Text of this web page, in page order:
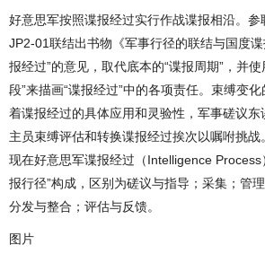
好意思军按照谍报经过实行作战谍报相沿。
JP2-01联结出书物《军事行径的联结与国度
报经过”的意见，取代底本的“谍报周期”，并使
段”来描画“谍报经过”中的各项责任。束缚变
着谍报经过的具体应用和灵验性，军事磋议
主员束缚评估和转换谍报经过挨次以嘱咐挑战。
现在好意思军谍报经过（Intelligence Process
报行径”构成，区别为磋议与指导；采集；管
分发与整合；评估与反馈。
图片